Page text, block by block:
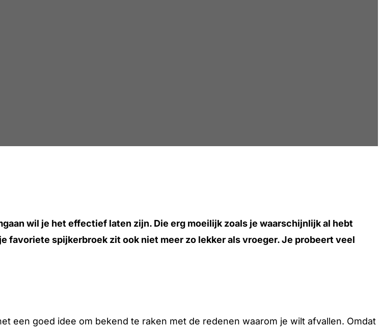
wil je het effectief laten zijn. Die erg moeilijk zoals je waarschijnlijk al hebt
favoriete spijkerbroek zit ook niet meer zo lekker als vroeger. Je probeert veel
een goed idee om bekend te raken met de redenen waarom je wilt afvallen. Omdat